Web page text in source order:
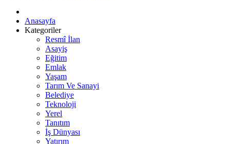
Anasayfa
Kategoriler
Resmî İlan
Asayiş
Eğitim
Emlak
Yaşam
Tarım Ve Sanayi
Belediye
Teknoloji
Yerel
Tanıtım
İş Dünyası
Yatırım